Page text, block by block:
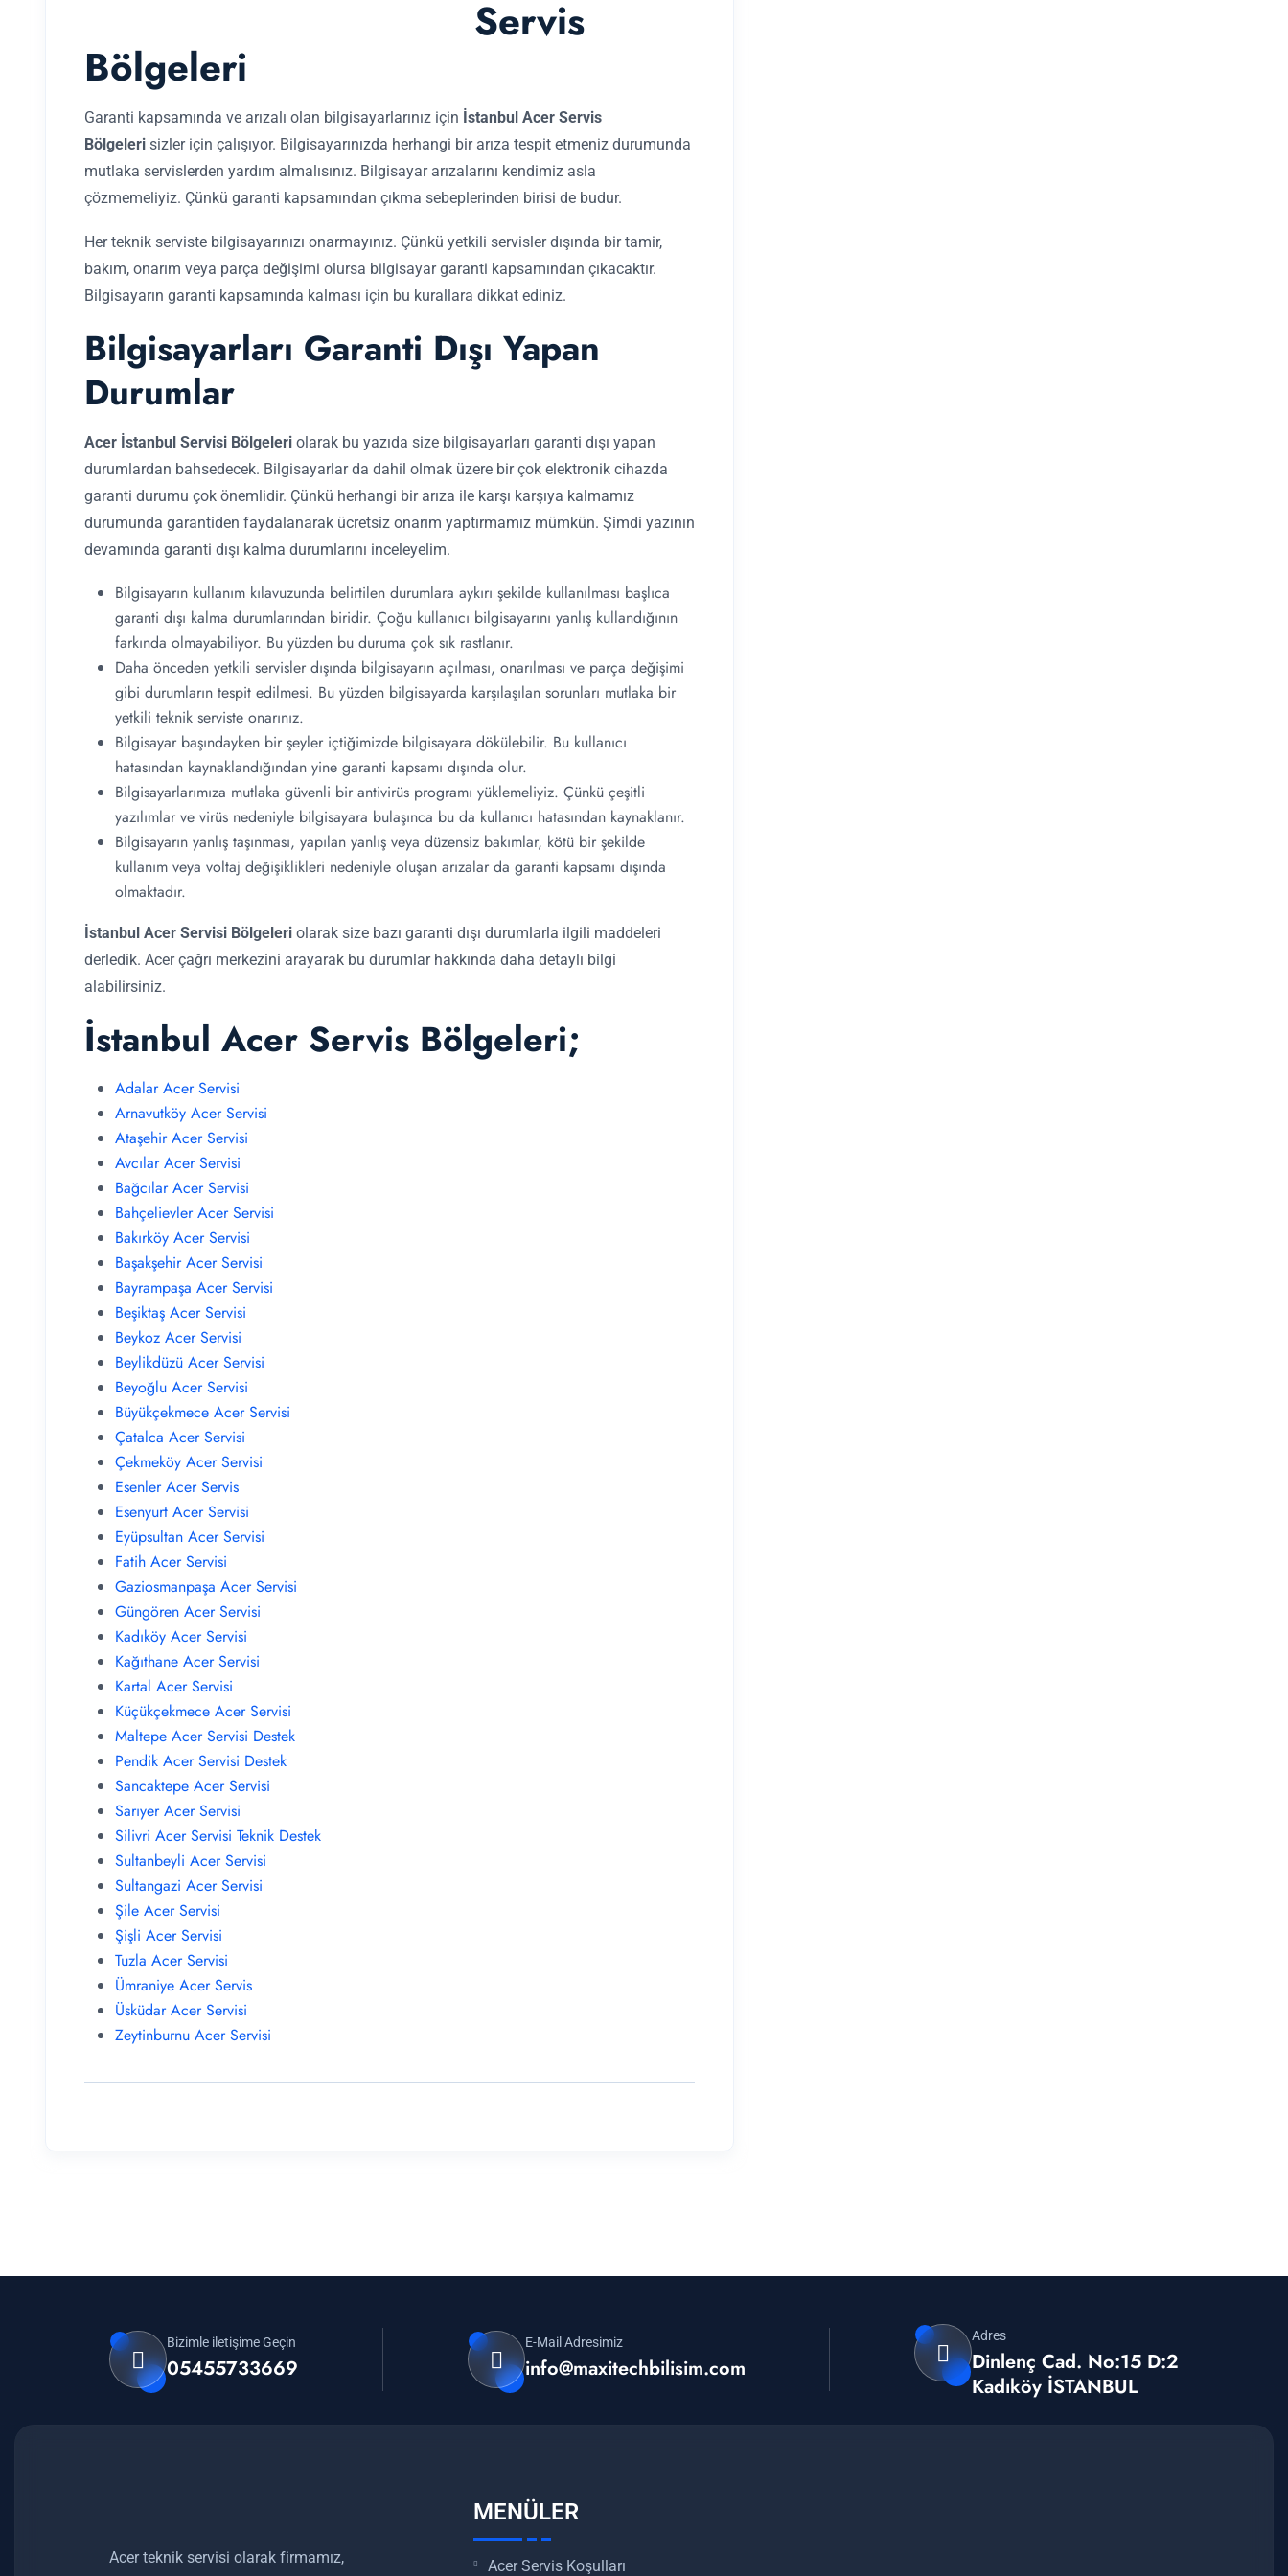
Servis
Bölgeleri
Garanti kapsamında ve arızalı olan bilgisayarlarınız için İstanbul Acer Servis
Bölgeleri sizler için çalışıyor. Bilgisayarınızda herhangi bir arıza tespit etmeniz durumunda
mutlaka servislerden yardım almalısınız. Bilgisayar arızalarını kendimiz asla
çözmemeliyiz. Çünkü garanti kapsamından çıkma sebeplerinden birisi de budur.
Her teknik serviste bilgisayarınızı onarmayınız. Çünkü yetkili servisler dışında bir tamir,
bakım, onarım veya parça değişimi olursa bilgisayar garanti kapsamından çıkacaktır.
Bilgisayarın garanti kapsamında kalması için bu kurallara dikkat ediniz.
Bilgisayarları Garanti Dışı Yapan
Durumlar
Acer İstanbul Servisi Bölgeleri olarak bu yazıda size bilgisayarları garanti dışı yapan
durumlardan bahsedecek. Bilgisayarlar da dahil olmak üzere bir çok elektronik cihazda
garanti durumu çok önemlidir. Çünkü herhangi bir arıza ile karşı karşıya kalmamız
durumunda garantiden faydalanarak ücretsiz onarım yaptırmamız mümkün. Şimdi yazının
devamında garanti dışı kalma durumlarını inceleyelim.
Bilgisayarın kullanım kılavuzunda belirtilen durumlara aykırı şekilde kullanılması başlıca
garanti dışı kalma durumlarından biridir. Çoğu kullanıcı bilgisayarını yanlış kullandığının
farkında olmayabiliyor. Bu yüzden bu duruma çok sık rastlanır.
Daha önceden yetkili servisler dışında bilgisayarın açılması, onarılması ve parça değişimi
gibi durumların tespit edilmesi. Bu yüzden bilgisayarda karşılaşılan sorunları mutlaka bir
yetkili teknik serviste onarınız.
Bilgisayar başındayken bir şeyler içtiğimizde bilgisayara dökülebilir. Bu kullanıcı
hatasından kaynaklandığından yine garanti kapsamı dışında olur.
Bilgisayarlarımıza mutlaka güvenli bir antivirüs programı yüklemeliyiz. Çünkü çeşitli
yazılımlar ve virüs nedeniyle bilgisayara bulaşınca bu da kullanıcı hatasından kaynaklanır.
Bilgisayarın yanlış taşınması, yapılan yanlış veya düzensiz bakımlar, kötü bir şekilde
kullanım veya voltaj değişiklikleri nedeniyle oluşan arızalar da garanti kapsamı dışında
olmaktadır.
İstanbul Acer Servisi Bölgeleri olarak size bazı garanti dışı durumlarla ilgili maddeleri
derledik. Acer çağrı merkezini arayarak bu durumlar hakkında daha detaylı bilgi
alabilirsiniz.
İstanbul Acer Servis Bölgeleri;
Adalar Acer Servisi
Arnavutköy Acer Servisi
Ataşehir Acer Servisi
Avcılar Acer Servisi
Bağcılar Acer Servisi
Bahçelievler Acer Servisi
Bakırköy Acer Servisi
Başakşehir Acer Servisi
Bayrampaşa Acer Servisi
Beşiktaş Acer Servisi
Beykoz Acer Servisi
Beylikdüzü Acer Servisi
Beyoğlu Acer Servisi
Büyükçekmece Acer Servisi
Çatalca Acer Servisi
Çekmeköy Acer Servisi
Esenler Acer Servis
Esenyurt Acer Servisi
Eyüpsultan Acer Servisi
Fatih Acer Servisi
Gaziosmanpaşa Acer Servisi
Güngören Acer Servisi
Kadıköy Acer Servisi
Kağıthane Acer Servisi
Kartal Acer Servisi
Küçükçekmece Acer Servisi
Maltepe Acer Servisi Destek
Pendik Acer Servisi Destek
Sancaktepe Acer Servisi
Sarıyer Acer Servisi
Silivri Acer Servisi Teknik Destek
Sultanbeyli Acer Servisi
Sultangazi Acer Servisi
Şile Acer Servisi
Şişli Acer Servisi
Tuzla Acer Servisi
Ümraniye Acer Servis
Üsküdar Acer Servisi
Zeytinburnu Acer Servisi
Bizimle iletişime Geçin
05455733669
E-Mail Adresimiz
info@maxitechbilisim.com
Adres
Dinlenç Cad. No:15 D:2
Kadıköy İSTANBUL
Acer teknik servisi olarak firmamız,
MENÜLER
Acer Servis Koşulları